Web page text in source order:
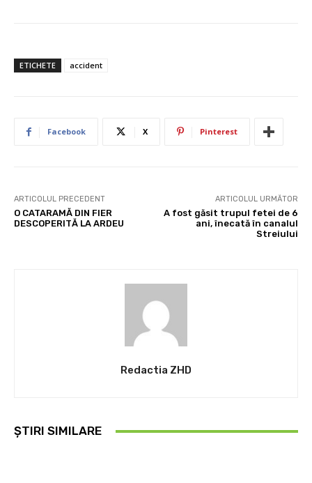
ETICHETE accident
Facebook X Pinterest
ARTICOLUL PRECEDENT
O CATARAMĂ DIN FIER
DESCOPERITĂ LA ARDEU
ARTICOLUL URMĂTOR
A fost găsit trupul fetei de 6
ani, înecată în canalul
Streiului
Redactia ZHD
ȘTIRI SIMILARE